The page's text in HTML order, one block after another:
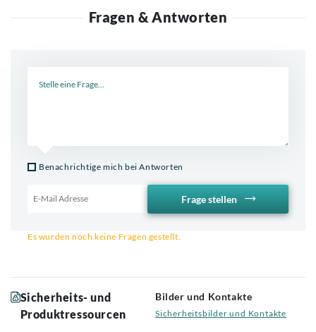
Fragen & Antworten
Benachrichtige mich bei Antworten
Frage stellen
Es wurden noch keine Fragen gestellt.
Sicherheits- und
Produktressourcen
Bilder und Kontakte
Sicherheitsbilder und Kontakte